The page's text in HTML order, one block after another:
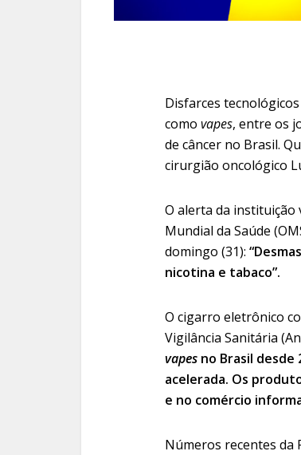
Disfarces
como vapes, entre os
de câncer no Brasil.
cirurgião oncológico
O alerta da instituição
Mundial da Saúde
domingo (31):
nicotina e tabaco”.
O cigarro eletrônico
Vigilância Sanitária
vapes no Brasil desde
acelerada. Os
e no comércio
Números recentes da